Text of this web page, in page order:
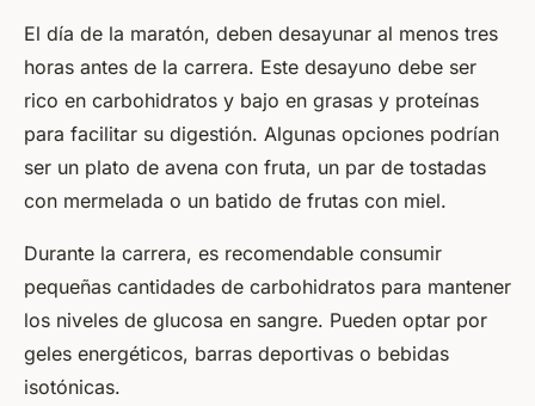
El día de la maratón, deben desayunar al menos tres
horas antes de la carrera. Este desayuno debe ser
rico en carbohidratos y bajo en grasas y proteínas
para facilitar su digestión. Algunas opciones podrían
ser un plato de avena con fruta, un par de tostadas
con mermelada o un batido de frutas con miel.
Durante la carrera, es recomendable consumir
pequeñas cantidades de carbohidratos para mantener
los niveles de glucosa en sangre. Pueden optar por
geles energéticos, barras deportivas o bebidas
isotónicas.